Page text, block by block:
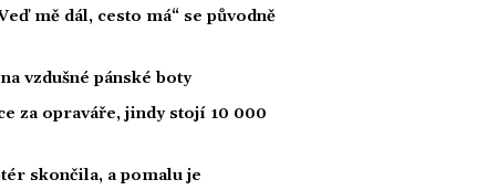
mě dál, cesto má“ se původně
vzdušné pánské boty
za opraváře, jindy stojí 10 000
skončila, a pomalu je